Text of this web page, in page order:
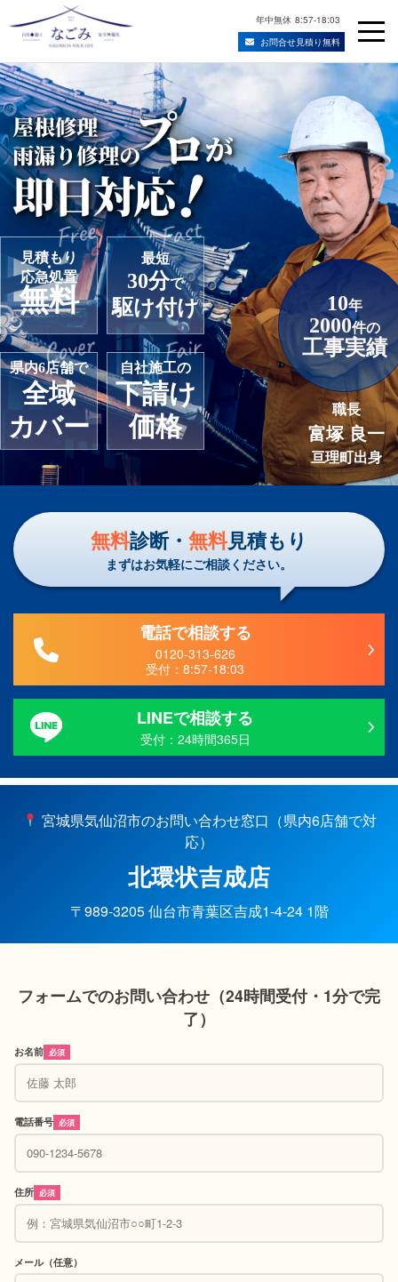
Skip
to
content
年中無休 8:57-18:03
お問合せ見積り無料
宮城県仙台市の屋根修理・雨漏り修理業者
見積もり
・
応急処置
無料
最短
30分で
駆け付け
県内6店舗で
全域
カバー
自社施工の
下請け
価格
職長
富塚 良一
亘理町出身
10年
2000件の
工事実績
無料診断・ 無料見積もり
まずはお気軽にご相談ください。
電話で相談する
0120-313-626
受付：8:57-18:03
LINEで相談する
受付：24時間365日
宮城県気仙沼市のお問い合わせ窓口（県内6店舗で対
応）
北環状吉成店
〒989-3205 仙台市青葉区吉成1-4-24 1階
フォームでのお問い合わせ（24時間受付・1分で完
了）
お名前 必須
電話番号 必須
住所 必須
メール（任意）